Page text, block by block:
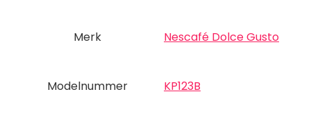
Merk ‎Nescafé Dolce Gusto
Modelnummer ‎KP123B